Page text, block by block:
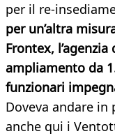
per il re-
per un’altra
Frontex,
ampliamento da
funzionari
Doveva andare
anche qui i